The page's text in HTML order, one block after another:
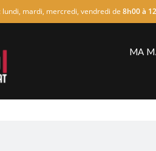
mardi, mercredi, vendredi de 8h00 à
MA